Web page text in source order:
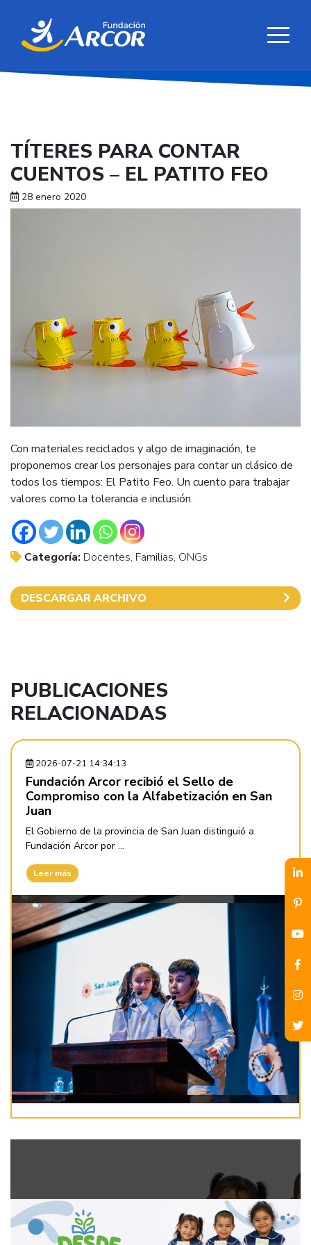
TÍTERES PARA CONTAR
CUENTOS – EL PATITO FEO
28 enero 2020
Con materiales reciclados y algo de imaginación, te
proponemos crear los personajes para contar un clásico de
todos los tiempos: El Patito Feo. Un cuento para trabajar
valores como la tolerancia e inclusión.
Categoría: Docentes, Familias, ONGs
DESCARGAR ARCHIVO
PUBLICACIONES
RELACIONADAS
2026-07-21 14:34:13
Fundación Arcor recibió el Sello de
Compromiso con la Alfabetización en San
Juan
El Gobierno de la provincia de San Juan distinguió a
Fundación Arcor por ...
Leer más